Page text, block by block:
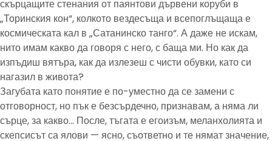
скърцащите стенания от паянтови дървени коруби в
„Торинския кон“, колкото вездесъща и всепоглъщаща е
космическата кал в „Сатанинско танго“. А даже не искам,
нито имам какво да говоря с него, с баща ми. Но как да
изпъдиш вятъра, как да излезеш с чисти обувки, като си
нагазил в живота?
Загубата като понятие е по-уместно да се замени с
отговорност, но пък е безсърдечно, признавам, а няма ли
сърце, за какво… После, тъгата е егоизъм, меланхолията и
скепсисът са ялови — ясно, съответно и те нямат значение,